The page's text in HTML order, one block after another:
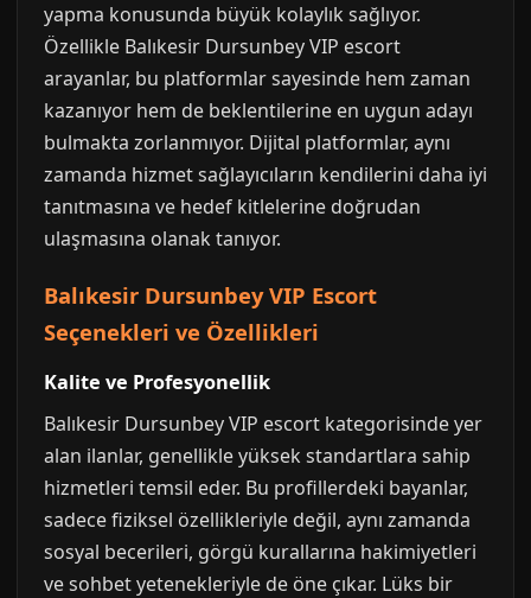
yapma konusunda büyük kolaylık sağlıyor.
Özellikle Balıkesir Dursunbey VIP escort
arayanlar, bu platformlar sayesinde hem zaman
kazanıyor hem de beklentilerine en uygun adayı
bulmakta zorlanmıyor. Dijital platformlar, aynı
zamanda hizmet sağlayıcıların kendilerini daha iyi
tanıtmasına ve hedef kitlelerine doğrudan
ulaşmasına olanak tanıyor.
Balıkesir Dursunbey VIP Escort
Seçenekleri ve Özellikleri
Kalite ve Profesyonellik
Balıkesir Dursunbey VIP escort kategorisinde yer
alan ilanlar, genellikle yüksek standartlara sahip
hizmetleri temsil eder. Bu profillerdeki bayanlar,
sadece fiziksel özellikleriyle değil, aynı zamanda
sosyal becerileri, görgü kurallarına hakimiyetleri
ve sohbet yetenekleriyle de öne çıkar. Lüks bir